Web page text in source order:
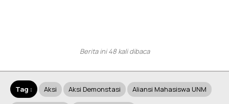
Berita ini 48 kali dibaca
Tag : Aksi Aksi Demonstasi Aliansi Mahasiswa UNM